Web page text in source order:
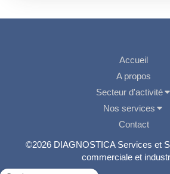
Accueil
A propos
Secteur d'activité
Nos services
Contact
©2026 DIAGNOSTICA Services et
commerciale et